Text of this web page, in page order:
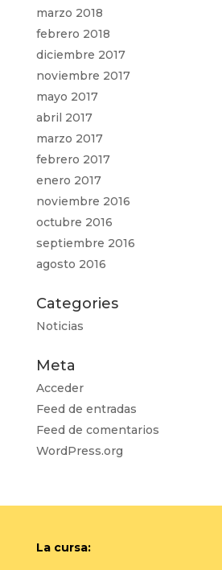
marzo 2018
febrero 2018
diciembre 2017
noviembre 2017
mayo 2017
abril 2017
marzo 2017
febrero 2017
enero 2017
noviembre 2016
octubre 2016
septiembre 2016
agosto 2016
Categories
Noticias
Meta
Acceder
Feed de entradas
Feed de comentarios
WordPress.org
La cursa: